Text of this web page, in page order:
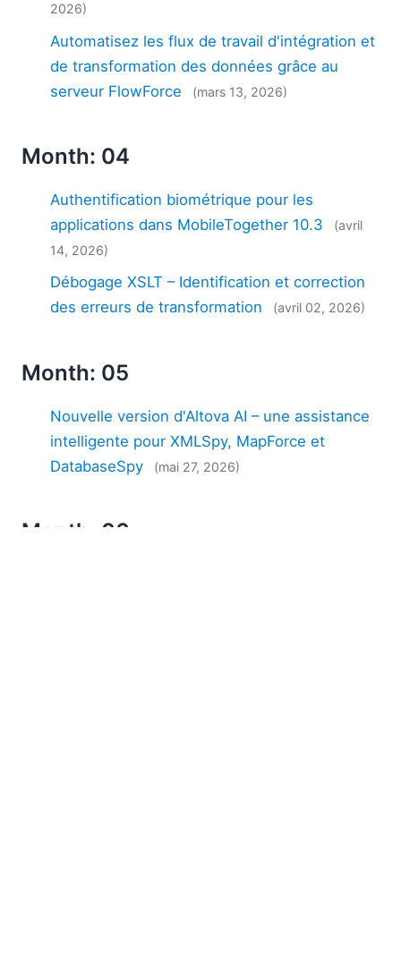
2026)
Automatisez les flux de travail d'intégration et
de transformation des données grâce au
serveur FlowForce
(mars 13, 2026)
Month: 04
Authentification biométrique pour les
applications dans MobileTogether 10.3
(avril
14, 2026)
Débogage XSLT – Identification et correction
des erreurs de transformation
(avril 02, 2026)
Month: 05
Nouvelle version d'Altova AI – une assistance
intelligente pour XMLSpy, MapForce et
DatabaseSpy
(mai 27, 2026)
Month: 06